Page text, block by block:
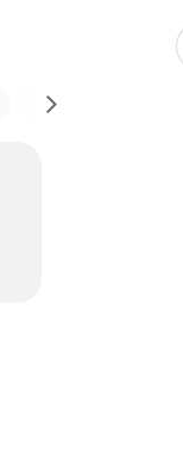
Экономика и финансы